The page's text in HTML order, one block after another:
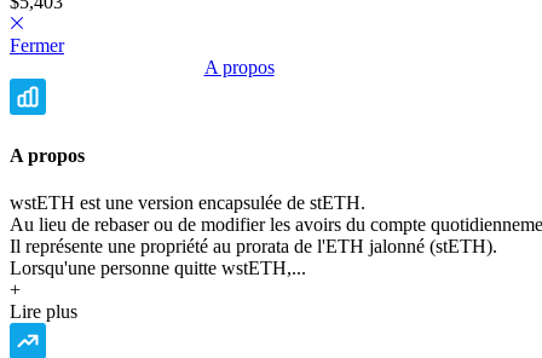
Fermer
A propos
A propos
wstETH est une version encapsulée de stETH.
Au lieu de rebaser ou de modifier les avoirs du compte
Il représente une propriété au prorata de l'ETH jalonné (stETH).
Lorsqu'une personne quitte wstETH,...
+
Lire plus